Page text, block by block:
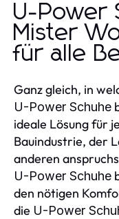
U-Power
Mister
für alle
Ganz gleich, in
U-Power Schuhe
ideale Lösung für
Bauindustrie, der
anderen
U-Power Schuhe
den nötigen
die U-Power